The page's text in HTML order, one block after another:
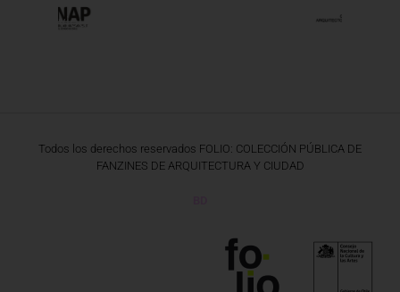
Previous
Todos los derechos reservados FOLIO: COLECCIÓN PÚBLICA DE
FANZINES DE ARQUITECTURA Y CIUDAD